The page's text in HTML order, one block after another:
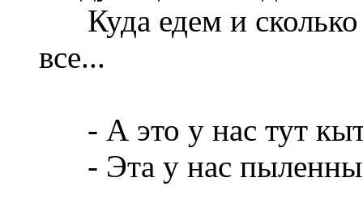
Куда едем и
все...
- А это у нас тут
- Эта у нас